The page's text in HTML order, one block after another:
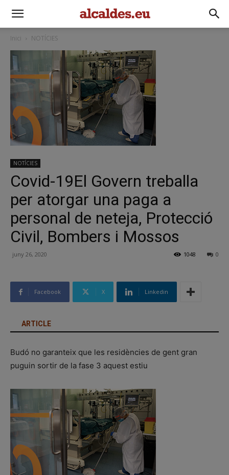
Inici NOTÍCIES
NOTÍCIES
Covid-19El Govern treballa
per atorgar una paga a
personal de neteja, Protecció
Civil, Bombers i Mossos
juny 26, 2020 0
1048
Facebook X Linkedin
ARTICLE
Budó no garanteix que les residències de gent gran
puguin sortir de la fase 3 aquest estiu